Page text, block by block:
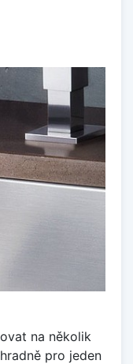
na několik
pro jeden